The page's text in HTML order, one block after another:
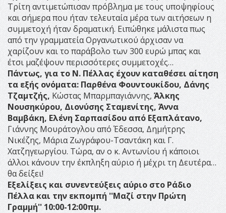
Τρίτη αντιμετώπισαν πρόβλημα με τους υποψηφίους
και σήμερα που ήταν τελευταία μέρα των αιτήσεων η
συμμετοχή ήταν δραματική. Ειπώθηκε μάλιστα πως
από την γραμματεία Οργανωτικού άρχισαν να
χαρίζουν και το παράβολο των 300 ευρώ μπας και
έτσι μαζέψουν περισσότερες συμμετοχές…
Πάντως, για το Ν. Πέλλας έχουν καταθέσει αίτηση
τα εξής ονόματα: Παρθένα Φουντουκίδου, Δάνης
Τζαμτζής, Κώστας Μπαρμπαγιάννης, Άλκης
Νουσηκύρου, Διονύσης Σταμενίτης, Άννα
Βαμβάκη, Ελένη Σαρπασίδου από Εξαπλάτανο,
Γιάννης Μουράτογλου από Έδεσσα, Δημήτρης
Νικέζης, Μάρια Ζωγράφου-Τσαντάκη και Γ.
Χατζηγεωργίου. Τώρα, αν ο κ. Αντωνίου ή κάποιοι
άλλοι κάνουν την έκπληξη αύριο ή μέχρι τη Δευτέρα…
θα δείξει!
Εξελίξεις και συνεντεύξεις αύριο στο Ράδιο
Πέλλα και την εκπομπή ''Μαζί στην Πρώτη
Γραμμή'' 10:00-12:00πμ.